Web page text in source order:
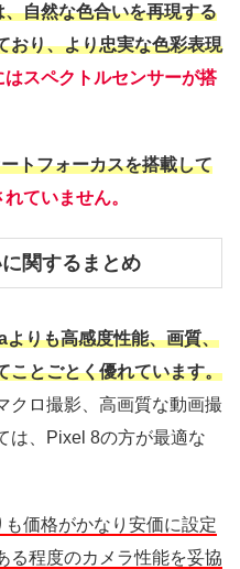
自然な色合いを再現する
おり、より忠実な色彩表現
はスペクトルセンサーが搭
トフォーカスを搭載して
ていません。
関するまとめ
りも高感度性能、画質、
ことごとく優れています。
クロ撮影、高画質な動画撮
は、Pixel 8の方が最適な
価格がかなり安価に設定
る程度のカメラ性能を妥協